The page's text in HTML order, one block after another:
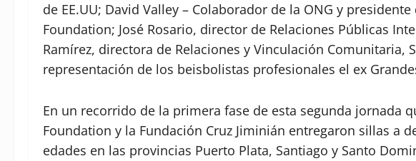
de EE.UU; David Valley – Colaborador de la ONG y
Foundation; José Rosario, director de Relaciones Públicas
Ramírez, directora de Relaciones y Vinculación Comunitaria,
representación de los beisbolistas profesionales el ex
En un recorrido de la primera fase de esta segunda jornada
Foundation y la Fundación Cruz Jiminián entregaron sillas a
edades en las provincias Puerto Plata, Santiago y Santo